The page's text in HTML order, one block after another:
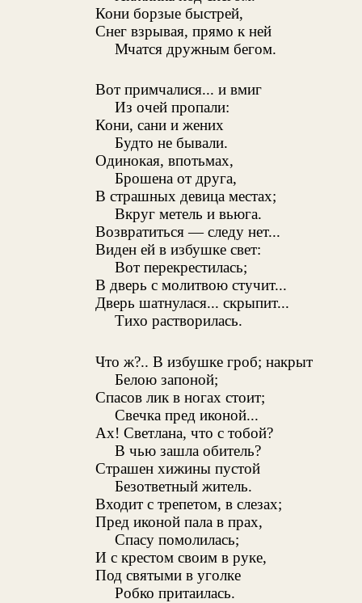
Кони борзые быстрей,
Снег взрывая, прямо к ней
Мчатся дружным бегом.
Вот примчалися... и вмиг
Из очей пропали:
Кони, сани и жених
Будто не бывали.
Одинокая, впотьмах,
Брошена от друга,
В страшных девица местах;
Вкруг метель и вьюга.
Возвратиться — следу нет...
Виден ей в избушке свет:
Вот перекрестилась;
В дверь с молитвою стучит...
Дверь шатнулася... скрыпит...
Тихо растворилась.
Что ж?.. В избушке гроб; накрыт
Белою запоной;
Спасов лик в ногах стоит;
Свечка пред иконой...
Ах! Светлана, что с тобой?
В чью зашла обитель?
Страшен хижины пустой
Безответный житель.
Входит с трепетом, в слезах;
Пред иконой пала в прах,
Спасу помолилась;
И с крестом своим в руке,
Под святыми в уголке
Робко притаилась.